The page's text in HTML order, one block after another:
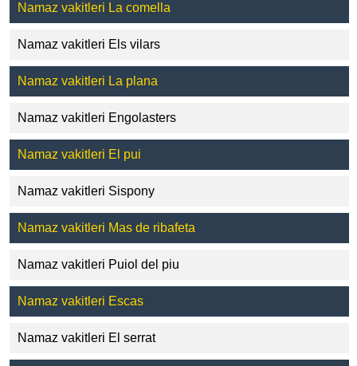
Namaz vakitleri La comella
Namaz vakitleri Els vilars
Namaz vakitleri La plana
Namaz vakitleri Engolasters
Namaz vakitleri El pui
Namaz vakitleri Sispony
Namaz vakitleri Mas de ribafeta
Namaz vakitleri Puiol del piu
Namaz vakitleri Escas
Namaz vakitleri El serrat